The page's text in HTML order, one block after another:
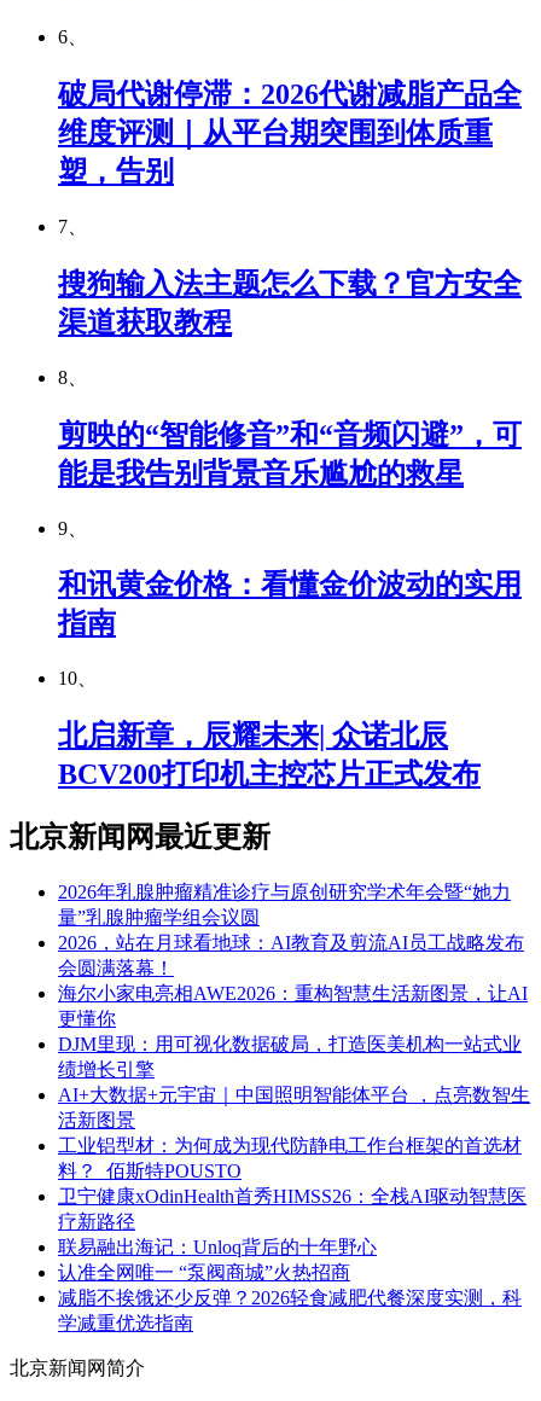
6、
破局代谢停滞：2026代谢减脂产品全
维度评测｜从平台期突围到体质重
塑，告别
7、
搜狗输入法主题怎么下载？官方安全
渠道获取教程
8、
剪映的“智能修音”和“音频闪避”，可
能是我告别背景音乐尴尬的救星
9、
和讯黄金价格：看懂金价波动的实用
指南
10、
北启新章，辰耀未来| 众诺北辰
BCV200打印机主控芯片正式发布
北京新闻网最近更新
2026年乳腺肿瘤精准诊疗与原创研究学术年会暨“她力
量”乳腺肿瘤学组会议圆
2026，站在月球看地球：AI教育及剪流AI员工战略发布
会圆满落幕！
海尔小家电亮相AWE2026：重构智慧生活新图景，让AI
更懂你
DJM里现：用可视化数据破局，打造医美机构一站式业
绩增长引擎
AI+大数据+元宇宙｜中国照明智能体平台 ，点亮数智生
活新图景
工业铝型材：为何成为现代防静电工作台框架的首选材
料？_佰斯特POUSTO
卫宁健康xOdinHealth首秀HIMSS26：全栈AI驱动智慧医
疗新路径
联易融出海记：Unloq背后的十年野心
认准全网唯一 “泵阀商城”火热招商
减脂不挨饿还少反弹？2026轻食减肥代餐深度实测，科
学减重优选指南
北京新闻网简介